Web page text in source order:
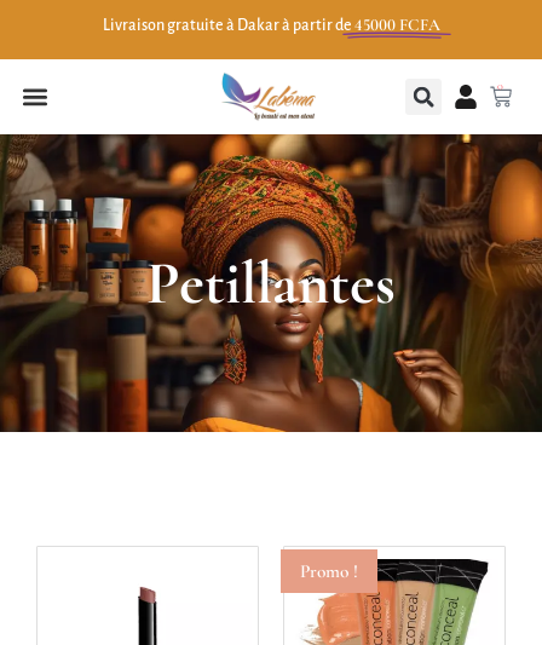
Livraison gratuite à Dakar à partir de 45000 FCFA
0
Petillantes
Promo !